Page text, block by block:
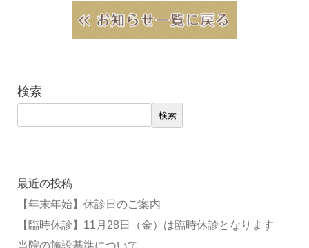
検索
検索
最近の投稿
【年末年始】休診日のご案内
【臨時休診】11月28日（金）は臨時休診となります
当院の施設基準について